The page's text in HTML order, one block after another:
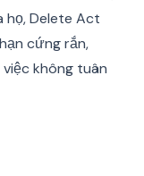
họ, Delete Act
cứng rắn,
không tuân